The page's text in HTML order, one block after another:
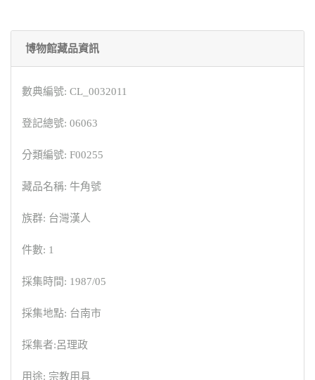
博物館藏品資訊
數典編號: CL_0032011
登記總號: 06063
分類編號: F00255
藏品名稱: 牛角號
族群: 台灣漢人
件數: 1
採集時間: 1987/05
採集地點: 台南市
採集者:呂理政
用途: 宗教用具